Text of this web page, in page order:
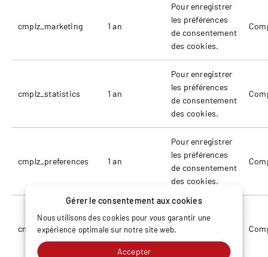
cmplz_marketing 1 an
Pour enregistrer
les préférences
de consentement
des cookies.
cmplz_statistics 1 an
Pour enregistrer
les préférences
de consentement
des cookies.
cmplz_preferences 1 an
Pour enregistrer
les préférences
de consentement
des cookies.
cmplz_functional 1 an
les préférences
de consentement
Gérer le consentement aux cookies
Nous utilisons des cookies pour vous garantir une
expérience optimale sur notre site web.
Accepter